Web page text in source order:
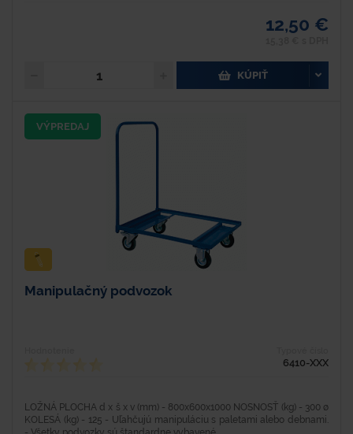
12,50 €
KÚPIŤ
VÝPREDAJ
Manipulačný podvozok
6410-XXX
LOŽNÁ PLOCHA d x š x v (mm) - 800x600x1000 NOSNOSŤ (kg) - 300 ø
KOLESÁ (kg) - 125 - Uľahčujú manipuláciu s paletami alebo debnami.